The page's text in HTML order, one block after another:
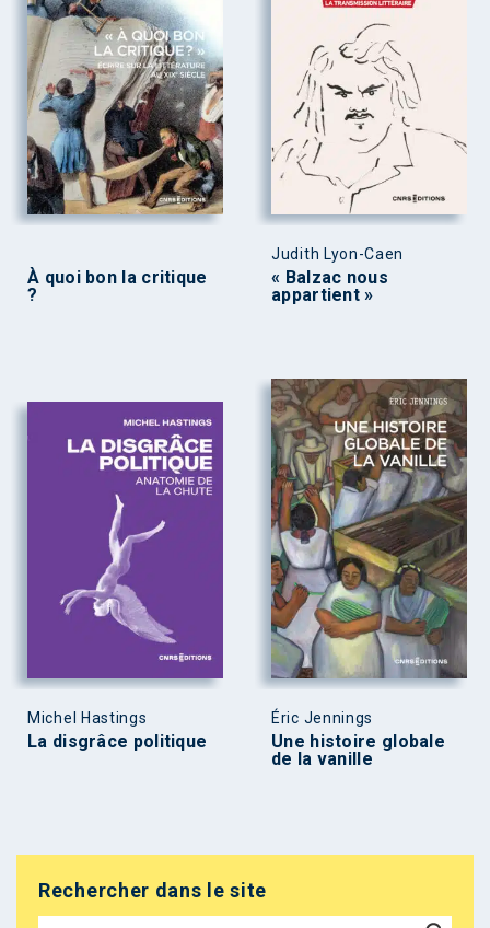
À quoi bon la critique
?
Judith Lyon-Caen
« Balzac nous
appartient »
Michel Hastings
La disgrâce politique
Éric Jennings
Une histoire globale
de la vanille
Rechercher dans le site